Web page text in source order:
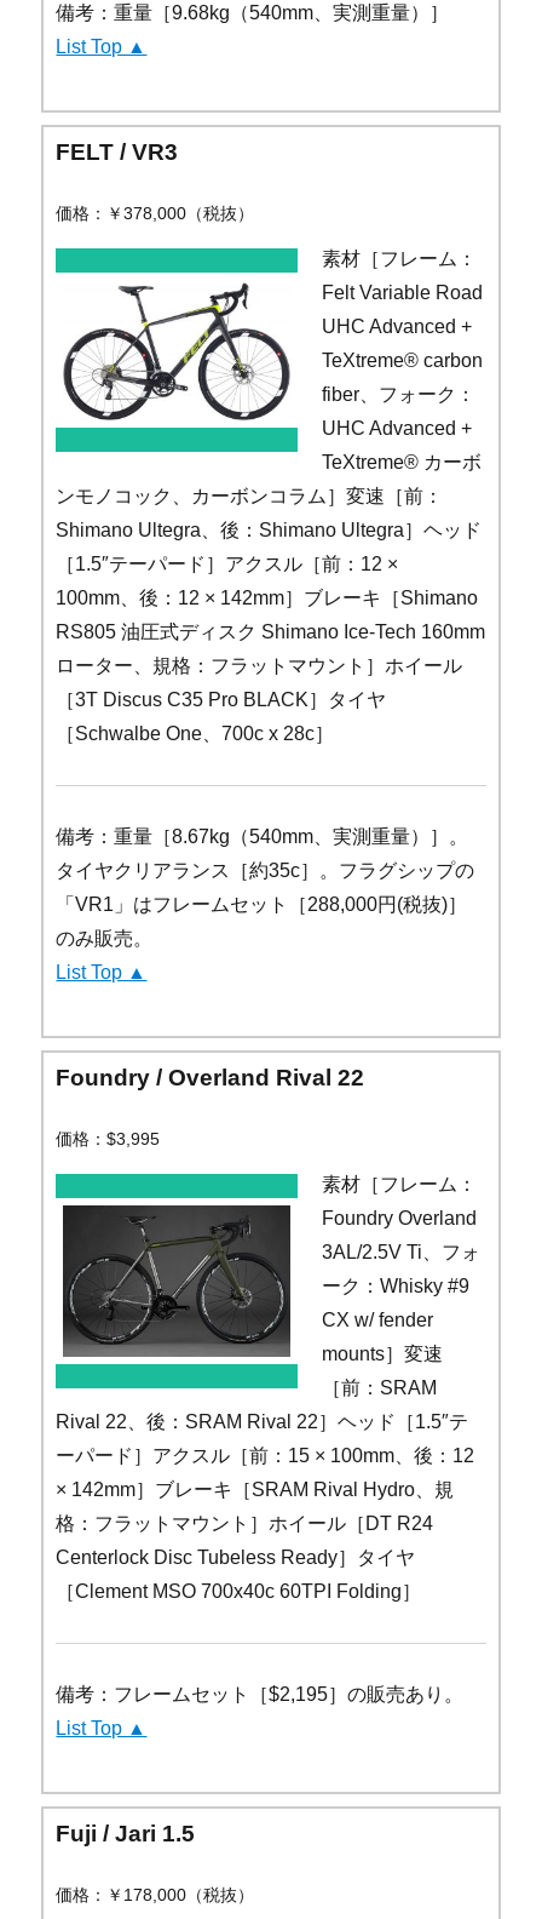
備考：重量［9.68kg（540mm、実測重量）］
List Top ▲
FELT / VR3
価格：￥378,000（税抜）
素材［フレーム：
Felt Variable Road
UHC Advanced +
TeXtreme® carbon
fiber、フォーク：
UHC Advanced +
TeXtreme® カーボ
ンモノコック、カーボンコラム］変速［前：
Shimano Ultegra、後：Shimano Ultegra］ヘッド
［1.5″テーパード］アクスル［前：12 ×
100mm、後：12 × 142mm］ブレーキ［Shimano
RS805 油圧式ディスク Shimano Ice-Tech 160mm
ローター、規格：フラットマウント］ホイール
［3T Discus C35 Pro BLACK］タイヤ
［Schwalbe One、700c x 28c］
備考：重量［8.67kg（540mm、実測重量）］。
タイヤクリアランス［約35c］。フラグシップの
「VR1」はフレームセット［288,000円(税抜)］
のみ販売。
List Top ▲
Foundry / Overland Rival 22
価格：$3,995
素材［フレーム：
Foundry Overland
3AL/2.5V Ti、フォ
ーク：Whisky #9
CX w/ fender
mounts］変速
［前：SRAM
Rival 22、後：SRAM Rival 22］ヘッド［1.5″テ
ーパード］アクスル［前：15 × 100mm、後：12
× 142mm］ブレーキ［SRAM Rival Hydro、規
格：フラットマウント］ホイール［DT R24
Centerlock Disc Tubeless Ready］タイヤ
［Clement MSO 700x40c 60TPI Folding］
備考：フレームセット［$2,195］の販売あり。
List Top ▲
Fuji / Jari 1.5
価格：￥178,000（税抜）